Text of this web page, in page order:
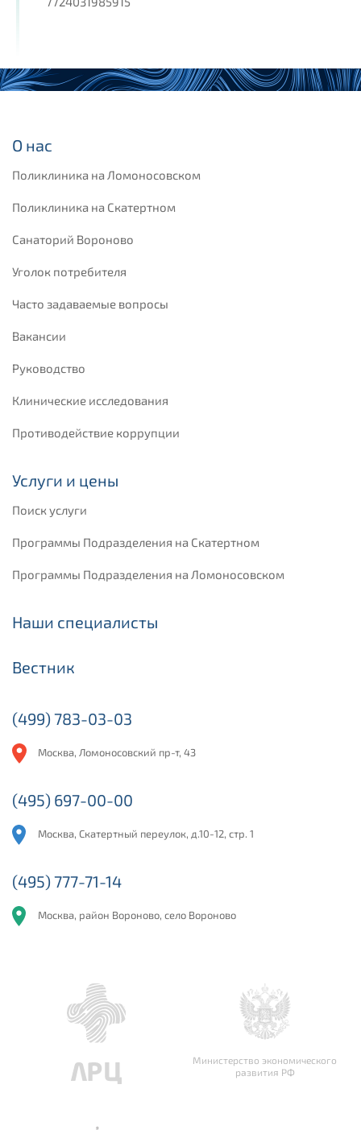
О нас
Поликлиника на Ломоносовском
Поликлиника на Скатертном
Санаторий Вороново
Уголок потребителя
Часто задаваемые вопросы
Вакансии
Руководство
Клинические исследования
Противодействие коррупции
Услуги и цены
Поиск услуги
Программы Подразделения на Скатертном
Программы Подразделения на Ломоносовском
Наши специалисты
Вестник
(499) 783-03-03
Москва, Ломоносовский пр-т, 43
(495) 697-00-00
Москва, Скатертный переулок, д.10-12, стр. 1
(495) 777-71-14
Москва, район Вороново, село Вороново
Министерство экономического
развития РФ